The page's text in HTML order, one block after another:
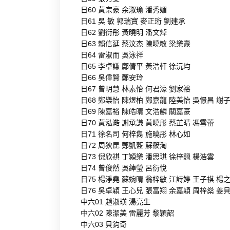
日60 黃宗豪 余淑瑜 潘秀媚
日61 吳 敏 郭瑞寶 麥正珩 劉建承
日62 劉衍彤 黃曉明 潘文焯
日63 賴信延 蔡汶杰 陳曉敏 梁樂燾
日64 雷淑而 吳泳祥
日65 李卓謙 鄺倩平 黃浩軒 徐沅均
日66 吳偉賢 鄭安玲
日67 曾明慧 林素怡 何君濠 劉家裕
日68 鄭樂怡 陳煜柏 鄭嘉龍 陸美怡 吳憬昌 謝
日69 陳嘉裕 陳皓晴 文浩麟 關嘉豪
日70 黃泓澔 謝承謙 黃曉彤 蔡芷晴 馮雪蕾
日71 徐名司 何梓雋 施曉彤 林心如
日72 周狄昆 鄭凱藍 蘇筱淘
日73 倪欣祺 丁潁樂 潘思琪 徐梓翹 楊浩雲
日74 曾俊然 吳綽瑩 呂衍悅
日75 楊淨堯 蘇婉晴 翁梓敏 江詩婷 王子祺 楊
日76 吳卓穎 王心兒 張富翔 余嘉穎 周梓燊 姜
中六01 趙淑瑛 湯亮生
中六02 陳潔美 雷麗芳 黎穎韶
中六03 貝鈞奇